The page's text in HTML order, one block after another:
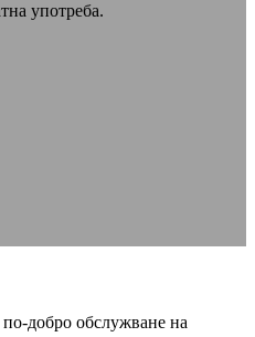
употреба.
добро обслужване на